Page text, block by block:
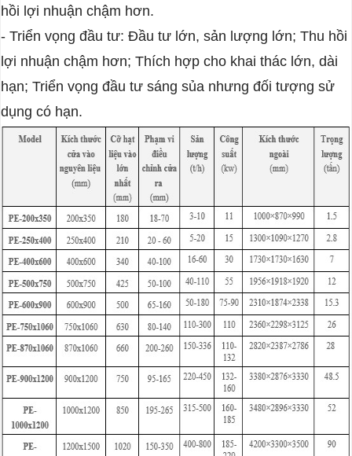
hồi lợi nhuận chậm hơn.
- Triển vọng đầu tư: Đầu tư lớn, sản lượng lớn; Thu hồi
lợi nhuận chậm hơn; Thích hợp cho khai thác lớn, dài
hạn; Triển vọng đầu tư sáng sủa nhưng đối tượng sử
dụng có hạn.